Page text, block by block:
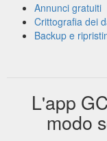
Annunci gratuiti
Crittografia dei
Backup e
L'app
modo